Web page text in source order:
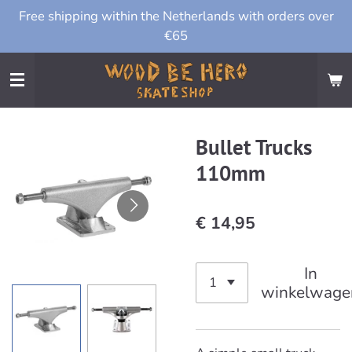
Ga
naar
de
Free shipping within the Netherlands with orders over
€65
Bullet Trucks
110mm
€ 14,95
In